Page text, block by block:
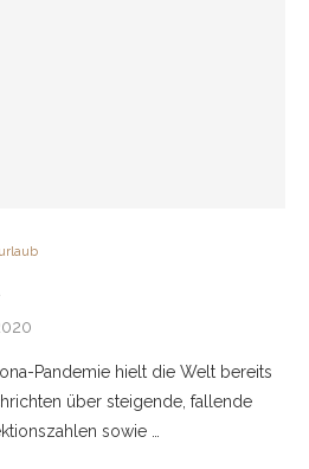
Pandemie hielt die Welt bereits
über steigende, fallende
sowie …